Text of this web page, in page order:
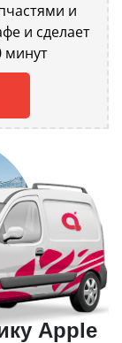
и
и сделает
минут
Apple